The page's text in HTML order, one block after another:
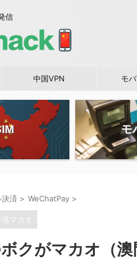
信
中国VPN モ
モ
済 > WeChatPay >
港マカオ
ボクがマカオ（